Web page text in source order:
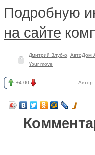
Подробную
на сайте
Дмитрий Злубко
АвтоДом
Your move
+4.00 Автор: